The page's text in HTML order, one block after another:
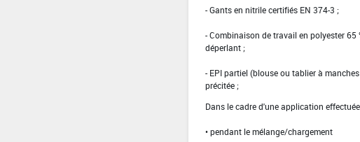
- Gants en nitrile certifiés EN 374-3 ;
- Combinaison de travail en polyester
déperlant ;
- EPI partiel (blouse ou tablier à
précitée ;
Dans le cadre d'une application
• pendant le mélange/chargement